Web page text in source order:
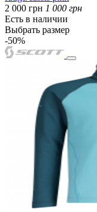
2 000 грн 1 000 грн
Есть в наличии
Выбрать размер
-50%